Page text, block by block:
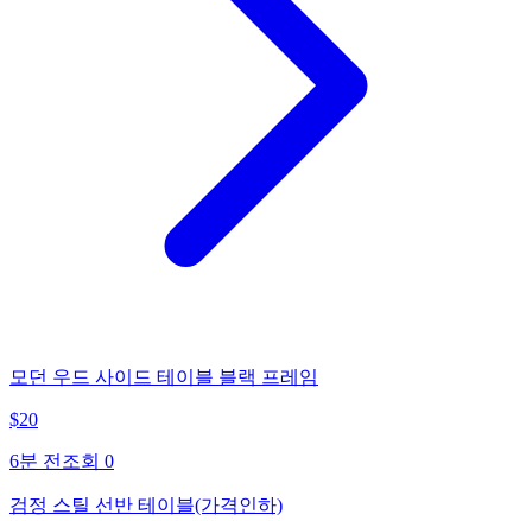
모던 우드 사이드 테이블 블랙 프레임
$20
6분 전 조회 0
검정 스틸 선반 테이블(가격인하)